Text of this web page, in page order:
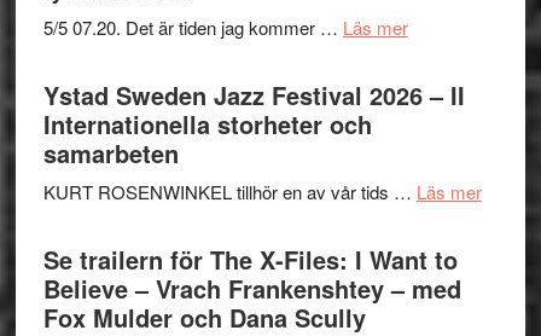
5/5 07.20. Det är tiden jag kommer … Läs merom
Håkan
Hellström
Folkets
–
en
Ystad Sweden Jazz Festival 2026 – II
Internationella storheter och
samarbeten
KURT ROSENWINKEL tillhör en av vår tids … Läs merom
Ystad
Se trailern för The X-Files: I Want to
Believe – Vrach Frankenshtey – med
Fox Mulder och Dana Scully